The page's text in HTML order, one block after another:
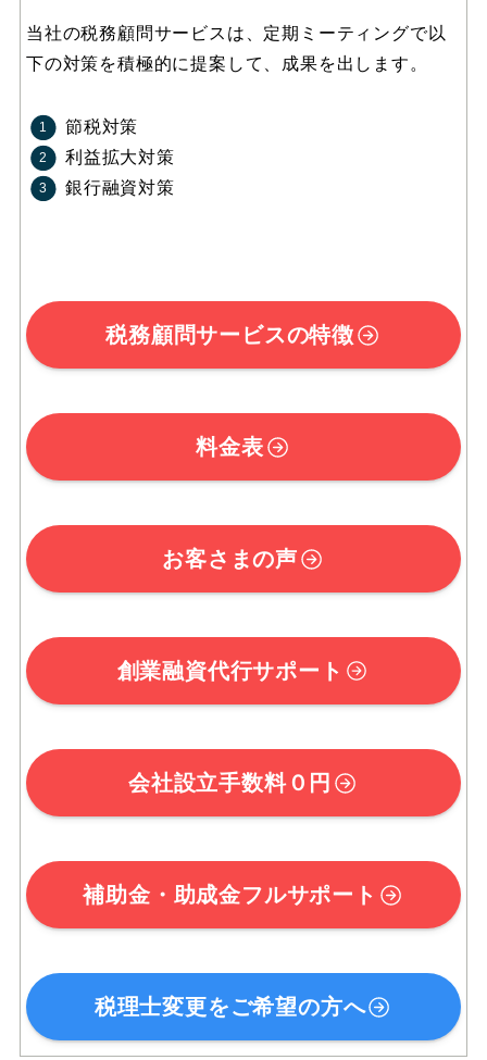
当社の税務顧問サービスは、定期ミーティングで以
下の対策を積極的に提案して、成果を出します。
節税対策
利益拡大対策
銀行融資対策
税務顧問サービスの特徴
料金表
お客さまの声
創業融資代行サポート
会社設立手数料０円
補助金・助成金フルサポート
税理士変更をご希望の方へ